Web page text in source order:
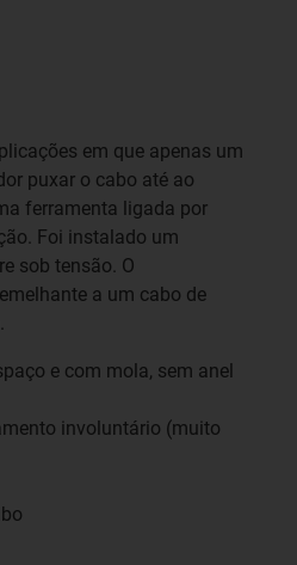
em que apenas um
puxar o cabo até ao
ferramenta ligada por
Foi instalado um
sob tensão. O
a um cabo de
e com mola, sem anel
involuntário (muito